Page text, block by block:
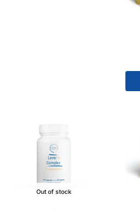
Out of stock